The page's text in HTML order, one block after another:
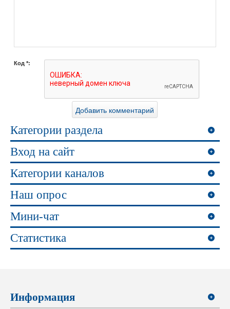
Код *:
Категории раздела
Вход на сайт
Категории каналов
Наш опрос
Мини-чат
Статистика
Информация